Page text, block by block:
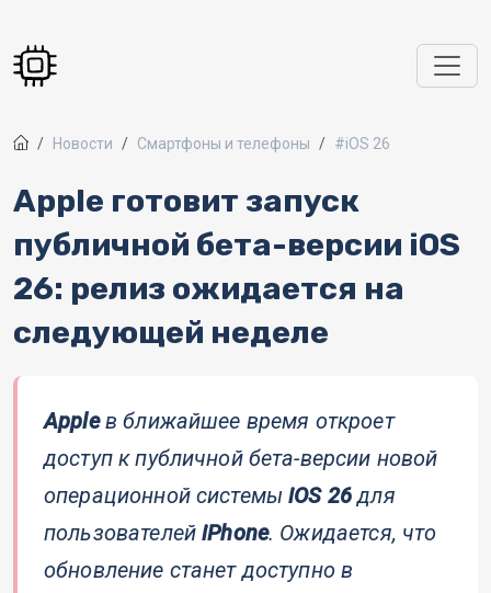
Новости Смартфоны и телефоны #iOS 26
Apple готовит запуск
публичной бета-версии iOS
26: релиз ожидается на
следующей неделе
Appleв ближайшее время откроет
доступ к публичной бета-версии новой
операционной системыiOS 26для
пользователейiPhone. Ожидается, что
обновление станет доступно в